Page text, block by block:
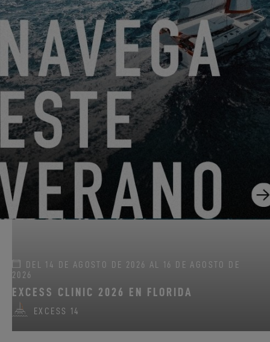
DEL 22 DE JUNIO DE 2026 AL 31 DE AGOSTO DE 2026
¡GO SAILING CON EXCESS ESTE VERANO!
EXCESS 11-EXCESS 13- EXCESS 14
DEL 14 DE AGOSTO DE 2026 AL 16 DE AGOSTO DE
2026
EXCESS CLINIC 2026 EN FLORIDA
EXCESS 14